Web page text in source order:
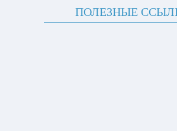
ПОЛЕЗНЫЕ